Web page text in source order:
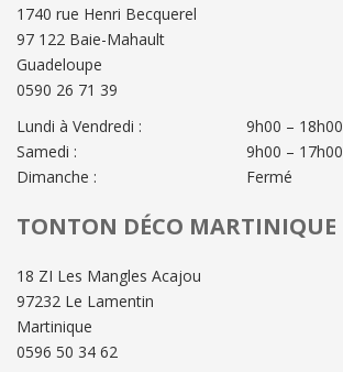
1740 rue Henri Becquerel
97 122 Baie-Mahault
Guadeloupe
0590 26 71 39
Lundi à Vendredi :
Samedi :
Dimanche :
9h00 – 18h00
9h00 – 17h00
Fermé
TONTON DÉCO MARTINIQUE
18 ZI Les Mangles Acajou
97232 Le Lamentin
Martinique
0596 50 34 62